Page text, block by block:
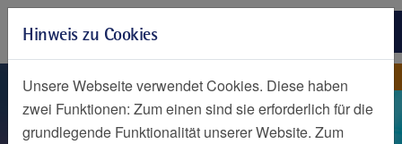
Zur Hauptnavigation springen
Zum Seiteninhalt springen
Zum Seitenende springen
Fort- und Weiterbildung
Elisabeth-Krankenhaus Essen
Hinweis zu Cookies
Unsere Webseite verwendet Cookies. Diese haben
zwei Funktionen: Zum einen sind sie erforderlich für die
grundlegende Funktionalität unserer Website. Zum